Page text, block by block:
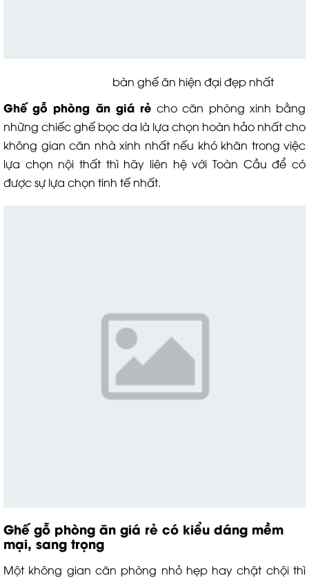
bàn ghế ăn hiện đại đẹp nhất
Ghế gỗ phòng ăn giá rẻcho căn phòng xinh bằng
những chiếc ghế bọc da là lựa chọn hoàn hảo nhất cho
không gian căn nhà xinh nhất nếu khó khăn trong việc
lựa chọn nội thất thì hãy liên hệ với Toàn Cầu để có
được sự lựa chọn tinh tế nhất.
Ghế gỗ phòng ăn giá rẻ có kiểu dáng mềm
mại, sang trọng
Một không gian căn phòng nhỏ hẹp hay chật chội thì